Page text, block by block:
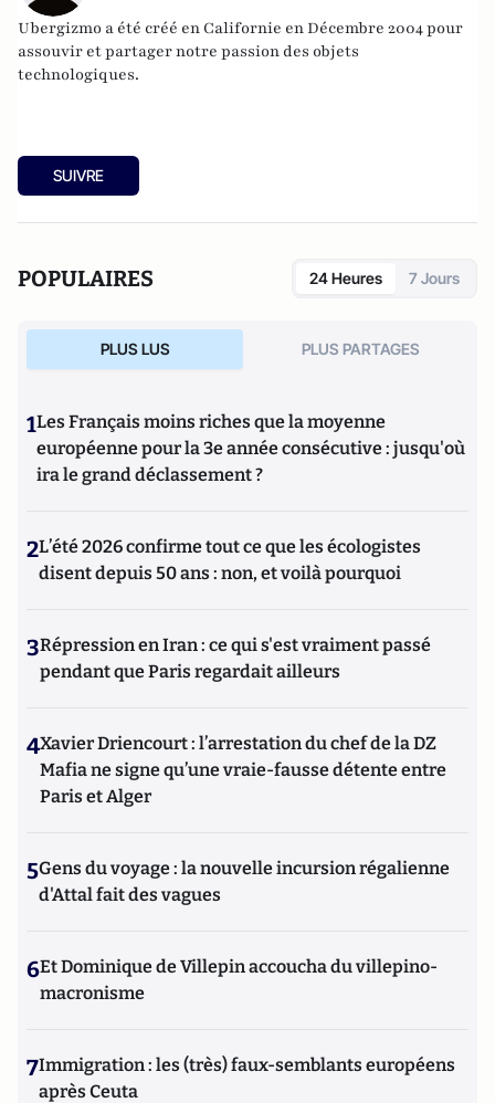
Ubergizmo a été créé en Californie en Décembre 2004 pour
assouvir et partager notre passion des objets
technologiques.
SUIVRE
POPULAIRES 24 Heures 7 Jours
PLUS LUS PLUS PARTAGES
1Les Français moins riches que la moyenne
européenne pour la 3e année consécutive : jusqu'où
ira le grand déclassement ?
2L’été 2026 confirme tout ce que les écologistes
disent depuis 50 ans : non, et voilà pourquoi
3Répression en Iran : ce qui s'est vraiment passé
pendant que Paris regardait ailleurs
4Xavier Driencourt : l’arrestation du chef de la DZ
Mafia ne signe qu’une vraie-fausse détente entre
Paris et Alger
5Gens du voyage : la nouvelle incursion régalienne
d'Attal fait des vagues
6Et Dominique de Villepin accoucha du villepino-
macronisme
7Immigration : les (très) faux-semblants européens
après Ceuta